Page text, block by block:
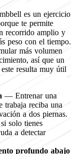
es un ejercicio
te permite
recorrido amplio y
peso con el tiempo.
más volumen
así que un
resulta muy útil
— Entrenar una
trabaja reciba una
a dos piernas.
solo tienes
a detectar
profundo abajo